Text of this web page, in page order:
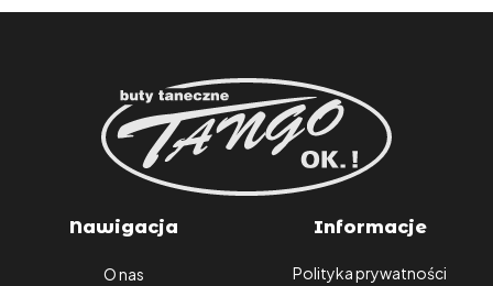
Nawigacja
O nas
Informacje
Polityka prywatności